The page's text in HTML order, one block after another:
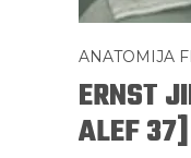
ANATOMIJA
ERNST
ALEF 37]